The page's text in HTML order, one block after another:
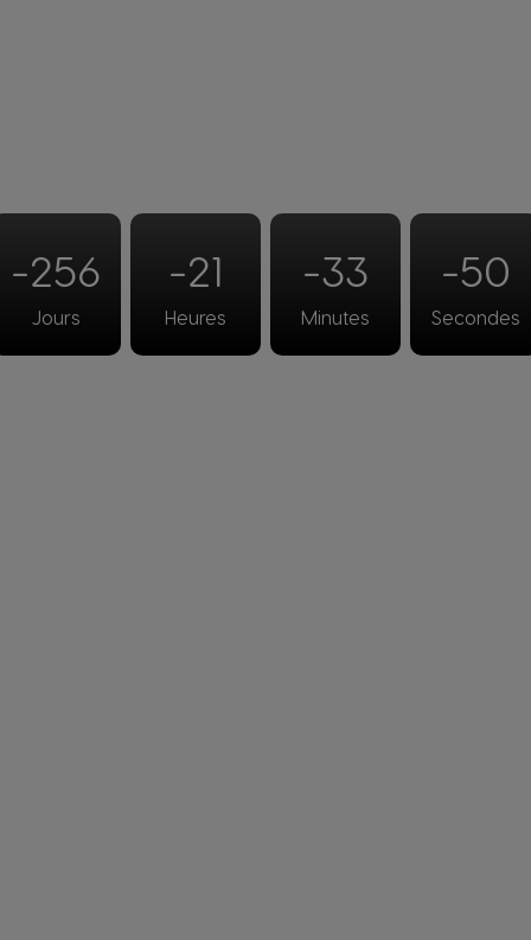
-256
Jours
-21
Heures
-33
Minutes
-50
Secondes